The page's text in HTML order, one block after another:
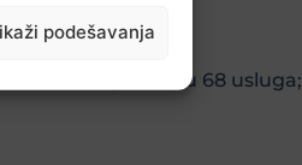
podešavanja
tehničari pružili su 68 usluga;